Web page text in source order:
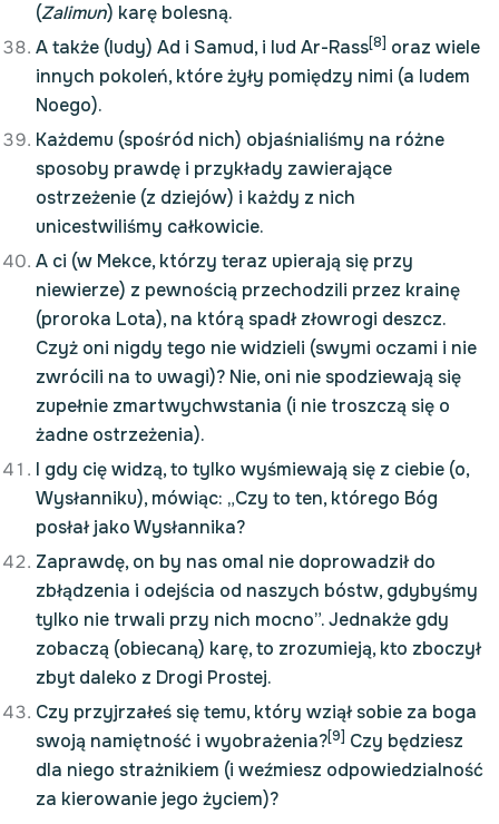
(Zalimun) karę bolesną.
A także (ludy) Ad i Samud, i lud Ar-Rass[8] oraz wiele
innych pokoleń, które żyły pomiędzy nimi (a ludem
Noego).
Każdemu (spośród nich) objaśnialiśmy na różne
sposoby prawdę i przykłady zawierające
ostrzeżenie (z dziejów) i każdy z nich
unicestwiliśmy całkowicie.
A ci (w Mekce, którzy teraz upierają się przy
niewierze) z pewnością przechodzili przez krainę
(proroka Lota), na którą spadł złowrogi deszcz.
Czyż oni nigdy tego nie widzieli (swymi oczami i nie
zwrócili na to uwagi)? Nie, oni nie spodziewają się
zupełnie zmartwychwstania (i nie troszczą się o
żadne ostrzeżenia).
I gdy cię widzą, to tylko wyśmiewają się z ciebie (o,
Wysłanniku), mówiąc: „Czy to ten, którego Bóg
posłał jako Wysłannika?
Zaprawdę, on by nas omal nie doprowadził do
zbłądzenia i odejścia od naszych bóstw, gdybyśmy
tylko nie trwali przy nich mocno”. Jednakże gdy
zobaczą (obiecaną) karę, to zrozumieją, kto zboczył
zbyt daleko z Drogi Prostej.
Czy przyjrzałeś się temu, który wziął sobie za boga
swoją namiętność i wyobrażenia?[9] Czy będziesz
dla niego strażnikiem (i weźmiesz odpowiedzialność
za kierowanie jego życiem)?